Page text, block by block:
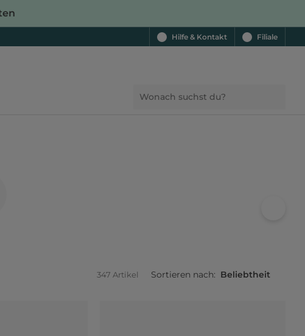
Hilfe & Kontakt Filiale
347 Artikel Sortieren nach: Beliebtheit